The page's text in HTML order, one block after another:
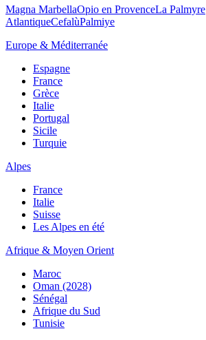
Magna MarbellaOpio en ProvenceLa Palmyre
AtlantiqueCefalùPalmiye
Europe & Méditerranée
Espagne
France
Grèce
Italie
Portugal
Sicile
Turquie
Alpes
France
Italie
Suisse
Les Alpes en été
Afrique & Moyen Orient
Maroc
Oman (2028)
Sénégal
Afrique du Sud
Tunisie